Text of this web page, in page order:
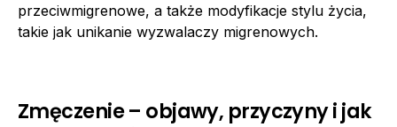
przeciwmigrenowe, a także modyfikacje stylu życia,
takie jak unikanie wyzwalaczy migrenowych.
Zmęczenie – objawy, przyczyny i jak